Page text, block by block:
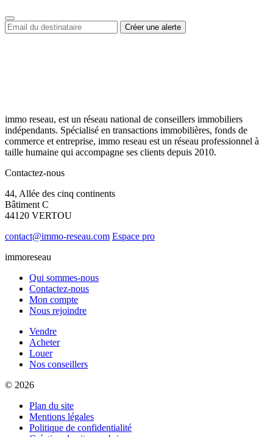
immo reseau, est un réseau national de conseillers immobiliers
indépendants. Spécialisé en transactions immobilières, fonds de
commerce et entreprise, immo reseau est un réseau professionnel à
taille humaine qui accompagne ses clients depuis 2010.
Contactez-nous
44, Allée des cinq continents
Bâtiment C
44120 VERTOU
contact@immo-reseau.com Espace pro
immoreseau
Qui sommes-nous
Contactez-nous
Mon compte
Nous rejoindre
Vendre
Acheter
Louer
Nos conseillers
© 2026
Plan du site
Mentions légales
Politique de confidentialité